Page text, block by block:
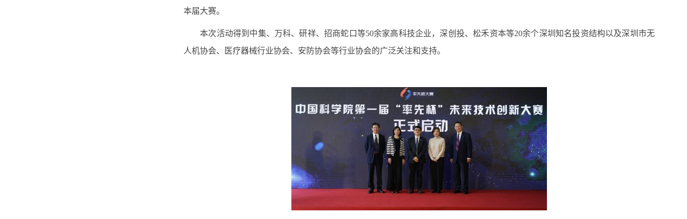
本届大赛。
本次活动得到中集、万科、研祥、招商蛇口等50余家高科技企业，深创投、松禾资本等20余个深圳知名投资结构以及深圳市无
人机协会、医疗器械行业协会、安防协会等行业协会的广泛关注和支持。